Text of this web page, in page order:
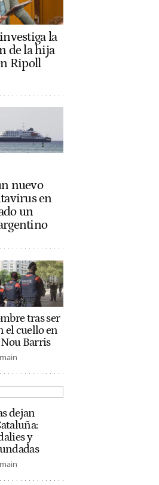
la
de la hija
Ripoll
nuevo
en
un
tras ser
el cuello en
Barris
dejan
y